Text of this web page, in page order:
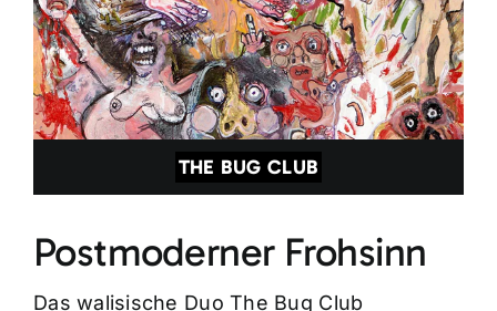
THE BUG CLUB
Postmoderner Frohsinn
Das walisische Duo The Bug Club